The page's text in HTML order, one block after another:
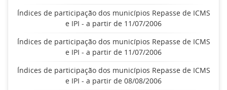
Índices de participação dos municípios Repasse de ICMS
e IPI - a partir de 11/07/2006
Índices de participação dos municípios Repasse de ICMS
e IPI - a partir de 11/07/2006
Índices de participação dos municípios Repasse de ICMS
e IPI - a partir de 08/08/2006